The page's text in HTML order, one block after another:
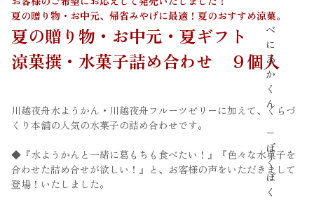
−
べ
に
あ
か
く
ん
−
ぽ
く
ぽ
く
夏の贈り物・お中元、帰省みやげに最適！夏のおすすめ涼菓。
夏の贈り物・お中元・夏ギフト
涼菓撰・水菓子詰め合わせ ９個入
川越夜舟水ようかん・川越夜舟フルーツゼリーに加えて、くらづ
くり本舗の人気の水菓子の詰め合わせです。
◆『水ようかんと一緒に葛もちも食べたい！』『色々な水菓子を
合わせた詰め合せが欲しい！』と、お客様の声をいただきまして
登場！いたしました。